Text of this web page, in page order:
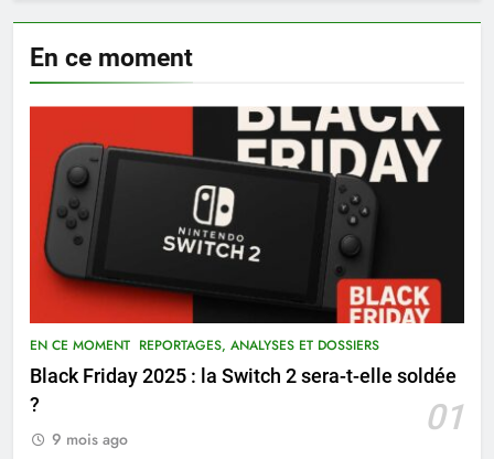
En ce moment
EN CE MOMENT REPORTAGES, ANALYSES ET DOSSIERS
Black Friday 2025 : la Switch 2 sera-t-elle soldée
?
01
9 mois ago